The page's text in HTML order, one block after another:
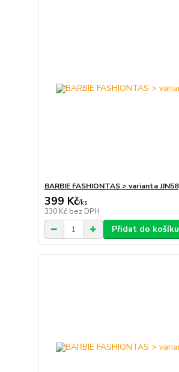
BARBIE FASHIONTAS > varianta JJN58
399 Kč/ks
330 Kč bez DPH
Přidat do košíku